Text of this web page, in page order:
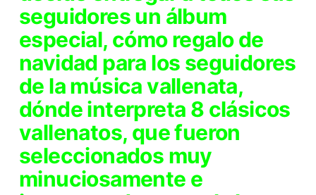
seguidores un álbum
especial, cómo regalo de
navidad para los seguidores
de la música vallenata,
dónde interpreta 8 clásicos
vallenatos, que fueron
seleccionados muy
minuciosamente e